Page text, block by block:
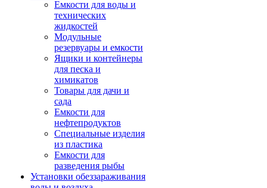
Емкости для воды и
технических
жидкостей
Модульные
резервуары и емкости
Ящики и контейнеры
для песка и
химикатов
Товары для дачи и
сада
Емкости для
нефтепродуктов
Специальные изделия
из пластика
Емкости для
разведения рыбы
Установки обеззараживания